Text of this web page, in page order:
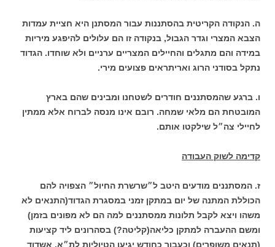
ה. הנקודה הקריטית בהסתננות עבור המסתנן היא חציית עמדות
הצבא המצרי וגדר הגבול, בנקודה זו הם עלולים להיפגע מיריות
במידה והם מתגלים והחיילים המצריים ערניים ולא שוחדו. הגדוד
נתקל בסודני הרוג ואריתראים פצועים מירי.
ו. ברגע שהמסתננים חודרים לשטחנו ומבינים שהם בארץ
המובטחת הם מלאי שמחה. רובם אינו מנסה לברוח אלא ממתין
לחיילי צה״ל שילקטו אותם.
קדימה לשוק העבודה
ז. המסתננים מודעים היטב ל״שרשרת החיול״ הצפויה להם
הכוללת המתנה של יום במתקן זמני במסגרת הגדוד(התנאים לא
משהו ויצא לקבל תלונות ממסתננים למה הם לא מפונים בזמן)
ומשם ההעברה למתקן כליאה(קליטה?) בסהרונים ליד קציעות
(תנאים משופרים) וכעבור כחודש יגיעו הטיוליות לת״א, אשדוד